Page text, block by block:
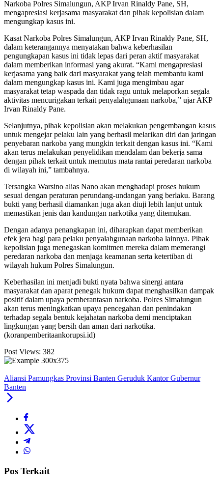
Narkoba Polres Simalungun, AKP Irvan Rinaldy Pane, SH,
mengapresiasi kerjasama masyarakat dan pihak kepolisian dalam
mengungkap kasus ini.
Kasat Narkoba Polres Simalungun, AKP Irvan Rinaldy Pane, SH,
dalam keterangannya menyatakan bahwa keberhasilan
pengungkapan kasus ini tidak lepas dari peran aktif masyarakat
dalam memberikan informasi yang akurat. “Kami mengapresiasi
kerjasama yang baik dari masyarakat yang telah membantu kami
dalam mengungkap kasus ini. Kami juga mengimbau agar
masyarakat tetap waspada dan tidak ragu untuk melaporkan segala
aktivitas mencurigakan terkait penyalahgunaan narkoba,” ujar AKP
Irvan Rinaldy Pane.
Selanjutnya, pihak kepolisian akan melakukan pengembangan kasus
untuk mengejar pelaku lain yang berhasil melarikan diri dan jaringan
penyebaran narkoba yang mungkin terkait dengan kasus ini. “Kami
akan terus melakukan penyelidikan mendalam dan bekerja sama
dengan pihak terkait untuk memutus mata rantai peredaran narkoba
di wilayah ini,” tambahnya.
Tersangka Warsino alias Nano akan menghadapi proses hukum
sesuai dengan peraturan perundang-undangan yang berlaku. Barang
bukti yang berhasil diamankan juga akan diuji lebih lanjut untuk
memastikan jenis dan kandungan narkotika yang ditemukan.
Dengan adanya penangkapan ini, diharapkan dapat memberikan
efek jera bagi para pelaku penyalahgunaan narkoba lainnya. Pihak
kepolisian juga menegaskan komitmen mereka dalam memerangi
peredaran narkoba dan menjaga keamanan serta ketertiban di
wilayah hukum Polres Simalungun.
Keberhasilan ini menjadi bukti nyata bahwa sinergi antara
masyarakat dan aparat penegak hukum dapat menghasilkan dampak
positif dalam upaya pemberantasan narkoba. Polres Simalungun
akan terus meningkatkan upaya pencegahan dan penindakan
terhadap segala bentuk kejahatan narkoba demi menciptakan
lingkungan yang bersih dan aman dari narkotika.
(koranpemberitaankorupsi.id)
Post Views: 382
Aliansi Pamungkas Provinsi Banten Geruduk Kantor Gubernur
Banten
Pos Terkait